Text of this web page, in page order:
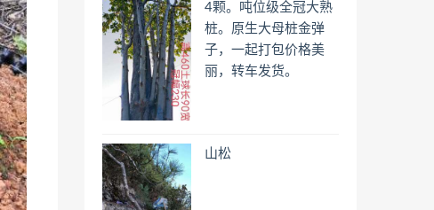
4颗。吨位级全冠大熟
桩。原生大母桩金弹
子，一起打包价格美
丽，转车发货。
山松